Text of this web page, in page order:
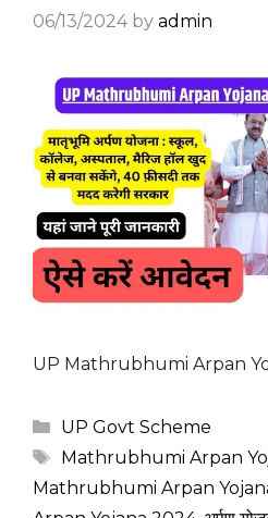
06/13/2024 by admin
UP Mathrubhumi Arpan
Categories
UP Govt Scheme
Tags
Mathrubhumi Arpan
Mathrubhumi Arpan